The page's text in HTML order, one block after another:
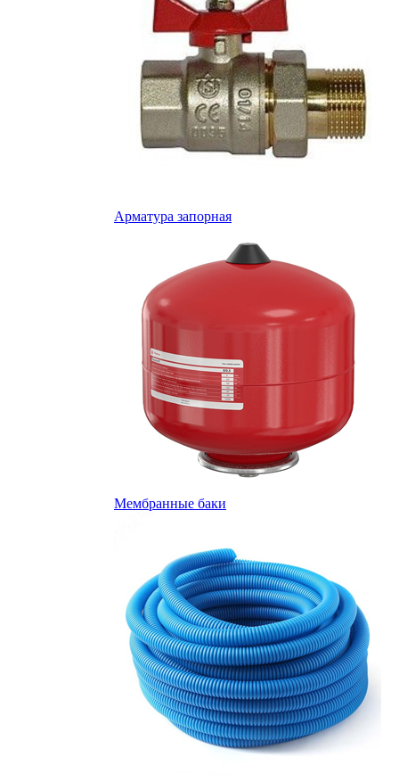
Арматура запорная
Мембранные баки